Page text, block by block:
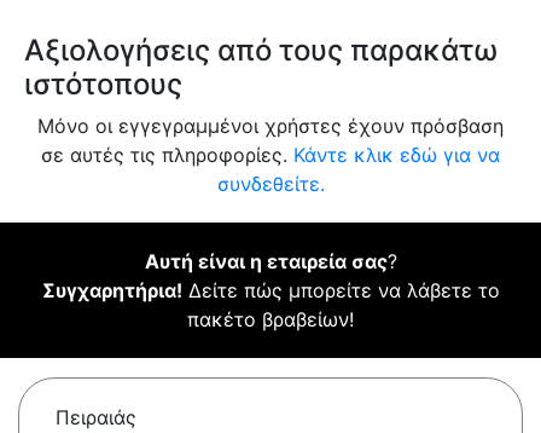
Αξιολογήσεις από τους παρακάτω
ιστότοπους
Μόνο οι εγγεγραμμένοι χρήστες έχουν πρόσβαση
σε αυτές τις πληροφορίες. Κάντε κλικ εδώ για να
συνδεθείτε.
Αυτή είναι η εταιρεία σας?
Συγχαρητήρια! Δείτε πώς μπορείτε να λάβετε το
πακέτο βραβείων!
Πειραιάς